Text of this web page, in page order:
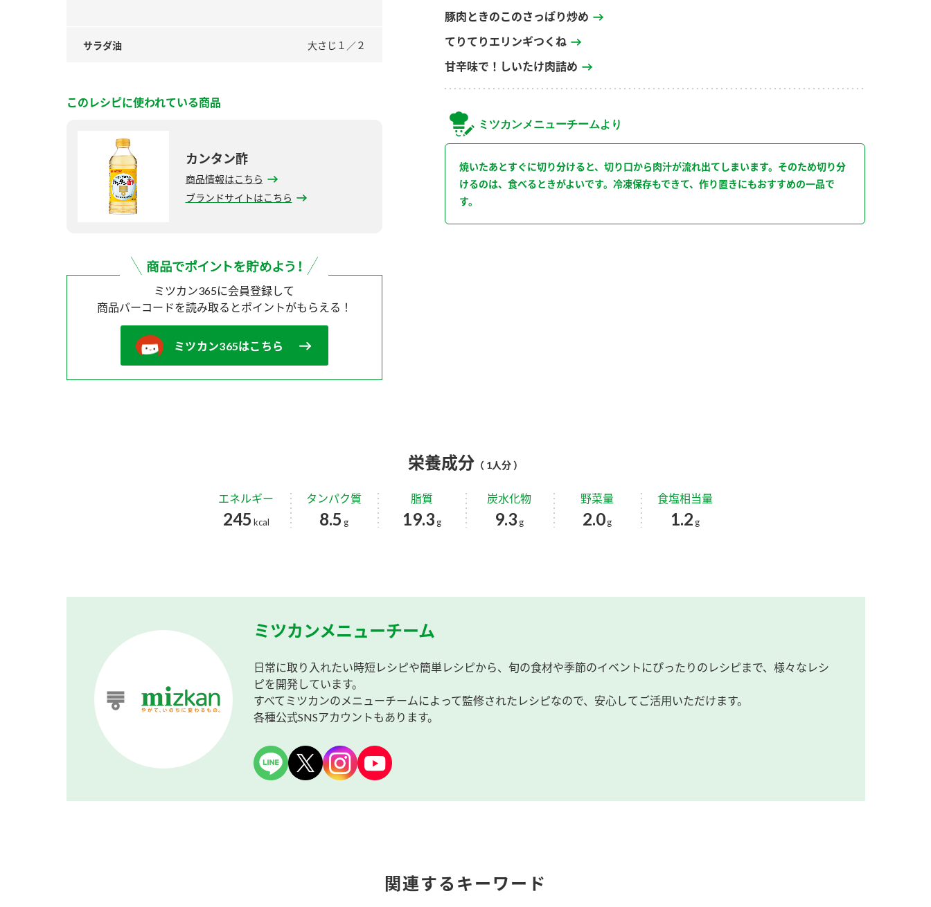
サラダ油 大さじ１／２
このレシピに使われている商品
カンタン酢
商品情報はこちら
ブランドサイトはこちら
ミツカン365に会員登録して
商品バーコードを読み取ると ポイントがもらえる！
ミツカン365はこちら
豚肉ときのこのさっぱり炒め
てりてりエリンギつくね
甘辛味で！しいたけ肉詰め
ミツカンメニューチームより
焼いたあとすぐに切り分けると、切り口から肉汁が流れ出てしまいます。そのため切り分
けるのは、食べるときがよいです。冷凍保存もできて、作り置きにもおすすめの一品で
す。
栄養成分 （ 1人分 ）
エネルギー
245 kcal
タンパク質
8.5 g
脂質
19.3 g
炭水化物
9.3 g
野菜量
2.0g
食塩相当量
1.2 g
ミツカンメニューチーム
日常に取り入れたい時短レシピや簡単レシピから、旬の食材や季節のイベントにぴったりのレシピまで、様々なレシ
ピを開発しています。
すべてミツカンのメニューチームによって監修されたレシピなので、安心してご活用いただけます。
各種公式SNSアカウントもあります。
関連するキーワード